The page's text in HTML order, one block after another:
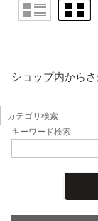
ショップ内から
キーワード検索